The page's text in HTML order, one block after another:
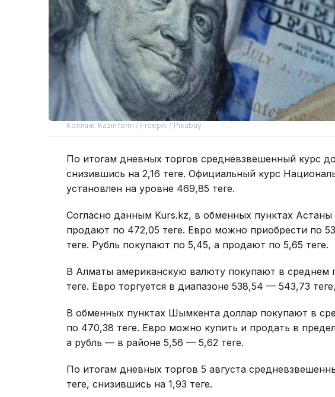
Коллаж: Kazinform / Freepik / Pixabay
По итогам дневных торгов средневзвешенный курс
снизившись на 2,16 теңге. Официальный курс
установлен на уровне 469,85 теңге.
Согласно данным Kurs.kz, в обменных пунктах Астаны
продают по 472,05 теңге. Евро можно приобрести по
теңге. Рубль покупают по 5,45, а продают по 5,65 теңге.
В Алматы американскую валюту покупают в среднем
теңге. Евро торгуется в диапазоне 538,54 — 543,73
В обменных пунктах Шымкента доллар покупают в
по 470,38 теңге. Евро можно купить и продать в
а рубль — в районе 5,56 — 5,62 теңге.
По итогам дневных торгов 5 августа
теңге, снизившись на 1,93 теңге.